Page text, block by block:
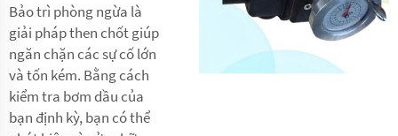
Bảo trì phòng ngừa là
giải pháp then chốt giúp
ngăn chặn các sự cố lớn
và tốn kém. Bằng cách
kiểm tra bơm dầu của
bạn định kỳ, bạn có thể